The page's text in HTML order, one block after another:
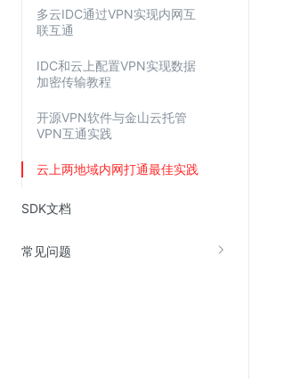
多云IDC通过VPN实现内网互
联互通
IDC和云上配置VPN实现数据
加密传输教程
开源VPN软件与金山云托管
VPN互通实践
云上两地域内网打通最佳实践
SDK文档
常见问题
金山云云防火墙
渗透测试
高防IP(KAD)
DDoS原生高防
Web应用防火墙(WAF)
密钥管理服务